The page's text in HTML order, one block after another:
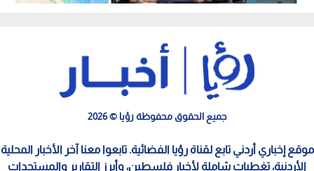
العقبة
يختار جميع أعضاء الفريق الوزاري
جميع الحقوق محفوظة رؤيا © 2026
موقع إخباري أردني تابع لقناة رؤيا الفضائية. تابعوا معنا آخر الأخبار المحلية
الأردنية، تغطيات شاملة لأخبار فلسطين، وأبرز التقارير والمستجدات